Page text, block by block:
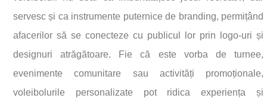
servesc și ca instrumente puternice de branding, permițând
afacerilor să se conecteze cu publicul lor prin logo-uri și
designuri atrăgătoare. Fie că este vorba de turnee,
evenimente comunitare sau activități promoționale,
voleibolurile personalizate pot ridica experiența și